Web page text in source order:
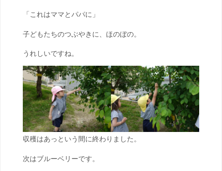
「これはママとパパに」
子どもたちのつぶやきに、ほのぼの。
うれしいですね。
収穫はあっという間に終わりました。
次はブルーベリーです。